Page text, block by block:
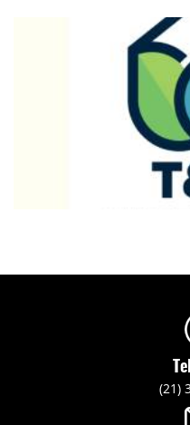
(21)